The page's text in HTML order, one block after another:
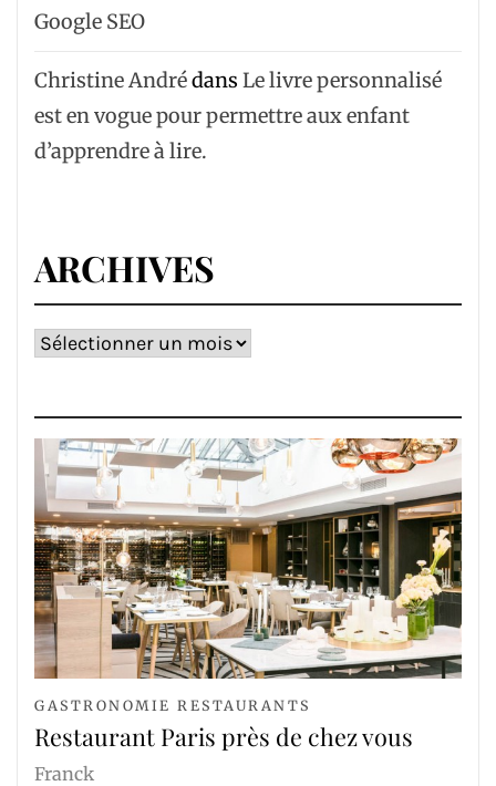
Google SEO
Christine Andrédans Le livre personnalisé
est en vogue pour permettre aux enfant
d’apprendre à lire.
ARCHIVES
Archives
GASTRONOMIE RESTAURANTS
Restaurant Paris près de chez vous
Franck